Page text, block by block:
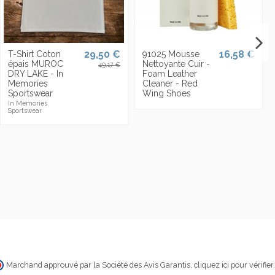
T-Shirt Coton
épais MUROC
DRY LAKE - In
Memories
Sportswear
In Memories
Sportswear
29,50 €
49,17 €
91025 Mousse
Nettoyante Cuir -
Foam Leather
Cleaner - Red
Wing Shoes
16,58 €
Marchand approuvé par la Société des Avis Garantis, cliquez ici pour vérifier.